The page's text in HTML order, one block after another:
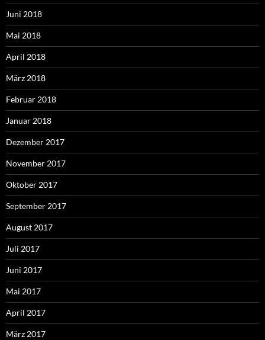
Juni 2018
Mai 2018
April 2018
März 2018
Februar 2018
Januar 2018
Dezember 2017
November 2017
Oktober 2017
September 2017
August 2017
Juli 2017
Juni 2017
Mai 2017
April 2017
März 2017